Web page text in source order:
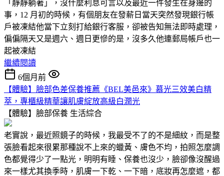
「靜靜躺著」，沒什麼利息可言以及最近一件發生在身邊的
事，12 月初的時候，有個朋友在發薪日當天突然發現銀行帳
戶被凍結他當下立刻打給銀行客服，卻被告知無法即時處理，
偏偏隔天又是週六、週日更慘的是，沒多久他連郵局帳戶也一
起被凍結
繼續閱讀
6個月前
【體驗】臉部色差保養推薦《BEL美邑來》慕光三效美白精
萃，專櫃級精華讓肌膚綻放高級白潤光
【體驗】臉部保養 生活綜合
老實說，最近照鏡子的時候，我最受不了的不是細紋，而是整
張臉看起來很累那種說不上來的蠟黃、膚色不均，拍照怎麼調
色都覺得少了一點光，明明有睡、保養也沒少，臉卻像沒醒過
來一樣尤其換季時，肌膚一下乾、一下暗，底妝再怎麼遮，都